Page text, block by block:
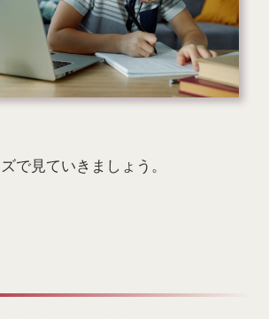
で見ていきましょう。